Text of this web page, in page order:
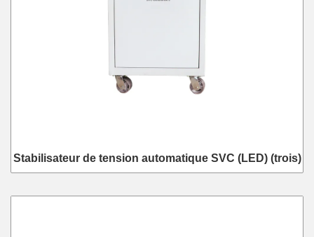
Stabilisateur de tension automatique SVC (LED) (trois)